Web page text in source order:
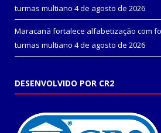
turmas multiano 4 de agosto de 2026
Maracanã fortalece alfabetização com
turmas multiano 4 de agosto de 2026
DESENVOLVIDO POR CR2